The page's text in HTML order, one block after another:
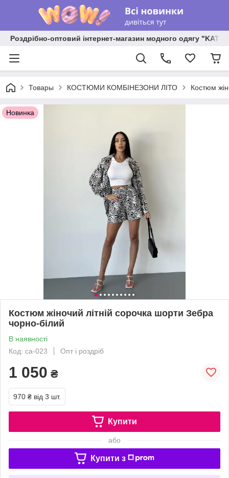
Роздрібно-оптовий інтернет-магазин модного одягу
Товары КОСТЮМИ КОМБІНЕЗОНИ ЛІТО Костюм
Новинка
Костюм жіночий літній сорочка шорти Зебра
чорно-білий
В наявності
Код: са-023
Опт і роздріб
1 050 ₴
970 ₴ від 3 шт.
Купити
або
Купити з